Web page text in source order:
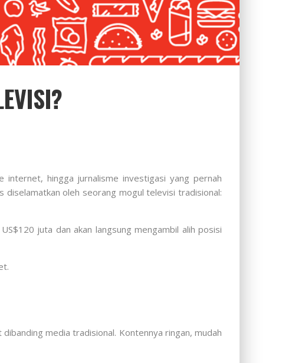
internet, hingga jurnalisme investigasi yang pernah
diselamatkan oleh seorang mogul televisi tradisional:
juta dan akan langsung mengambil alih posisi
media tradisional. Kontennya ringan, mudah